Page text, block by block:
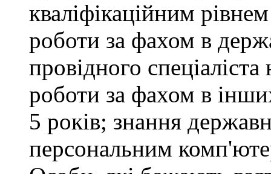
кваліфікаційним
роботи за фахом в
провідного
роботи за фахом в
5 років; знання
персональним